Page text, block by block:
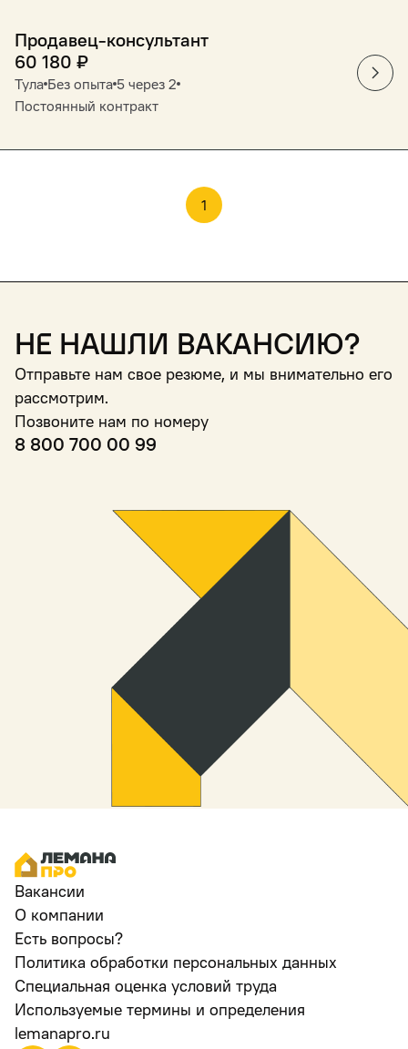
Продавец-консультант
60 180 ₽
Тула Без опыта 5 через 2
Постоянный контракт
1
Не нашли вакансию?
Отправьте нам свое резюме, и мы внимательно его
рассмотрим.
Позвоните нам по номеру
8 800 700 00 99
Вакансии
О компании
Есть вопросы?
Политика обработки персональных данных
Специальная оценка условий труда
Используемые термины и определения
lemanapro.ru